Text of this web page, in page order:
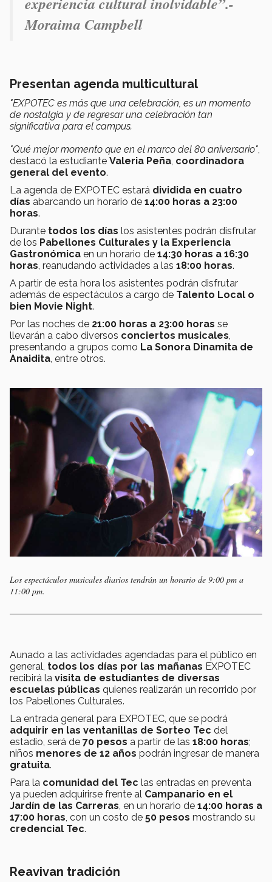
Moraima Campbell
Presentan agenda multicultural
"EXPOTEC es más que una celebración, es un momento
de nostalgia y de regresar una celebración tan
significativa para el campus.
"Qué mejor momento que en el marco del 80 aniversario",
destacó la estudiante Valeria Peña, coordinadora
general del evento.
La agenda de EXPOTEC estará dividida en cuatro
días abarcando un horario de 14:00 horas a 23:00
horas.
Durante todos los días los asistentes podrán disfrutar
de los Pabellones Culturales y la Experiencia
Gastronómica en un horario de 14:30 horas a 16:30
horas, reanudando actividades a las 18:00 horas.
A partir de esta hora los asistentes podrán disfrutar
además de espectáculos a cargo de Talento Local o
bien Movie Night.
Por las noches de 21:00 horas a 23:00 horas se
llevarán a cabo diversos conciertos musicales,
presentando a grupos como La Sonora Dinamita de
Anaidita, entre otros.
Los espectáculos musicales diarios tendrán un horario de 9:00 pm a
11:00 pm.
Aunado a las actividades agendadas para el público en
general, todos los días por las mañanas EXPOTEC
recibirá la visita de estudiantes de diversas
escuelas públicas quienes realizarán un recorrido por
los Pabellones Culturales.
La entrada general para EXPOTEC, que se podrá
adquirir en las ventanillas de Sorteo Tec del
estadio, será de 70 pesos a partir de las 18:00 horas;
niños menores de 12 años podrán ingresar de manera
gratuita.
Para la comunidad del Tec las entradas en preventa
ya pueden adquirirse frente al Campanario en el
Jardín de las Carreras, en un horario de 14:00 horas a
17:00 horas, con un costo de 50 pesos mostrando su
credencial Tec.
Reavivan tradición